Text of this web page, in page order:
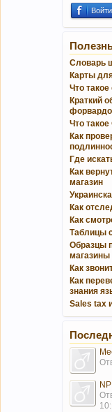
Словарь
Карты
Что
Краткий
Что
Как
Где
Как
магазин
Как
Как
Таблицы
Образцы
магазины
Как
Как
знания
Sales tax